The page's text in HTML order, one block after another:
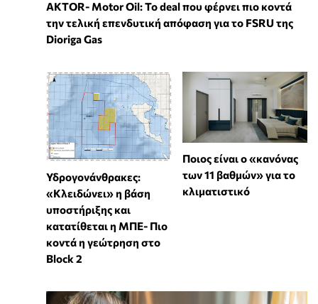
ΑKTOR- Motor Oil: Το deal που φέρνει πιο κοντά
την τελική επενδυτική απόφαση για το FSRU της
Dioriga Gas
Υδρογονάνθρακες:
«Κλειδώνει» η βάση
υποστήριξης και
κατατίθεται η ΜΠΕ- Πιο
κοντά η γεώτρηση στο
Block 2
Ποιος είναι ο «κανόνας
των 11 βαθμών» για το
κλιματιστικό